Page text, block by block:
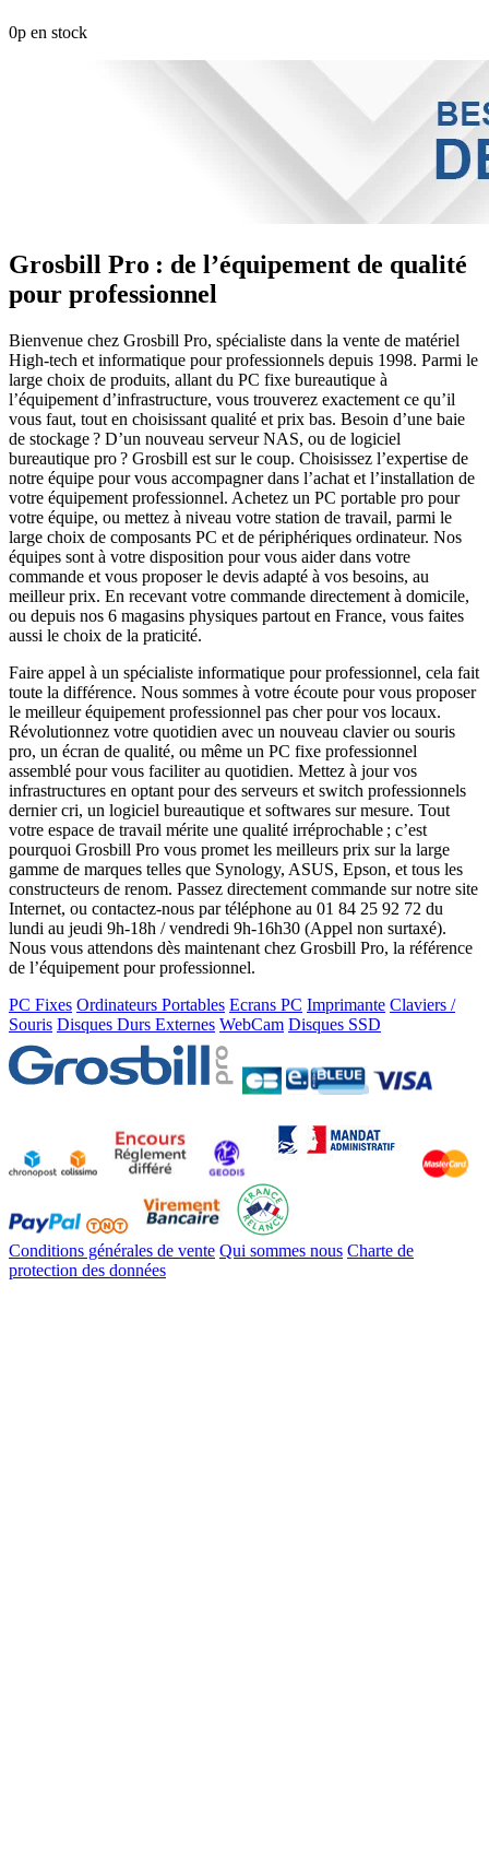
0p en stock
Grosbill Pro : de l’équipement de qualité
pour professionnel
Bienvenue chez Grosbill Pro, spécialiste dans la vente de matériel
High-tech et informatique pour professionnels depuis 1998. Parmi le
large choix de produits, allant du PC fixe bureautique à
l’équipement d’infrastructure, vous trouverez exactement ce qu’il
vous faut, tout en choisissant qualité et prix bas. Besoin d’une baie
de stockage ? D’un nouveau serveur NAS, ou de logiciel
bureautique pro ? Grosbill est sur le coup. Choisissez l’expertise de
notre équipe pour vous accompagner dans l’achat et l’installation de
votre équipement professionnel. Achetez un PC portable pro pour
votre équipe, ou mettez à niveau votre station de travail, parmi le
large choix de composants PC et de périphériques ordinateur. Nos
équipes sont à votre disposition pour vous aider dans votre
commande et vous proposer le devis adapté à vos besoins, au
meilleur prix. En recevant votre commande directement à domicile,
ou depuis nos 6 magasins physiques partout en France, vous faites
aussi le choix de la praticité.
Faire appel à un spécialiste informatique pour professionnel, cela fait
toute la différence. Nous sommes à votre écoute pour vous proposer
le meilleur équipement professionnel pas cher pour vos locaux.
Révolutionnez votre quotidien avec un nouveau clavier ou souris
pro, un écran de qualité, ou même un PC fixe professionnel
assemblé pour vous faciliter au quotidien. Mettez à jour vos
infrastructures en optant pour des serveurs et switch professionnels
dernier cri, un logiciel bureautique et softwares sur mesure. Tout
votre espace de travail mérite une qualité irréprochable ; c’est
pourquoi Grosbill Pro vous promet les meilleurs prix sur la large
gamme de marques telles que Synology, ASUS, Epson, et tous les
constructeurs de renom. Passez directement commande sur notre site
Internet, ou contactez-nous par téléphone au 01 84 25 92 72 du
lundi au jeudi 9h-18h / vendredi 9h-16h30 (Appel non surtaxé).
Nous vous attendons dès maintenant chez Grosbill Pro, la référence
de l’équipement pour professionnel.
PC Fixes Ordinateurs Portables Ecrans PC Imprimante Claviers /
Souris Disques Durs Externes WebCam Disques SSD
Conditions générales de vente Qui sommes nous Charte de
protection des données